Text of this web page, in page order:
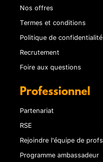
Nos offres
Termes et conditions
Politique de confidentialité
Recrutement
Foire aux questions
Professionnel
Partenariat
RSE
Rejoindre l'équipe de profs
Programme ambassadeur